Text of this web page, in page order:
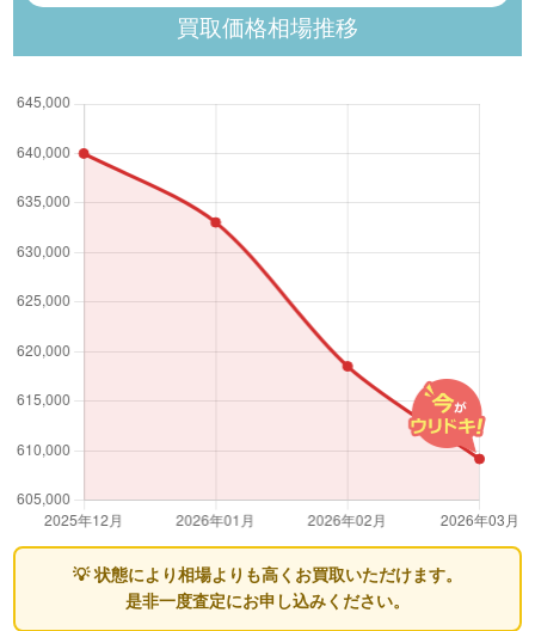
買取価格相場推移
💡 状態により相場よりも高くお買取いただけます。
是非一度査定にお申し込みください。